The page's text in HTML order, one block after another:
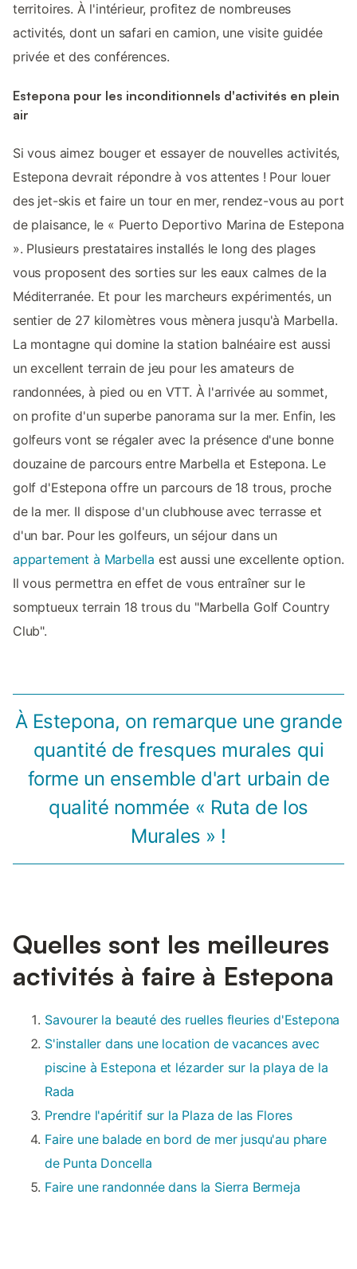
territoires. À l'intérieur, profitez de nombreuses
activités, dont un safari en camion, une visite guidée
privée et des conférences.
Estepona pour les inconditionnels d'activités en plein
air
Si vous aimez bouger et essayer de nouvelles activités,
Estepona devrait répondre à vos attentes ! Pour louer
des jet-skis et faire un tour en mer, rendez-vous au port
de plaisance, le « Puerto Deportivo Marina de Estepona
». Plusieurs prestataires installés le long des plages
vous proposent des sorties sur les eaux calmes de la
Méditerranée. Et pour les marcheurs expérimentés, un
sentier de 27 kilomètres vous mènera jusqu'à Marbella.
La montagne qui domine la station balnéaire est aussi
un excellent terrain de jeu pour les amateurs de
randonnées, à pied ou en VTT. À l'arrivée au sommet,
on profite d'un superbe panorama sur la mer. Enfin, les
golfeurs vont se régaler avec la présence d'une bonne
douzaine de parcours entre Marbella et Estepona. Le
golf d'Estepona offre un parcours de 18 trous, proche
de la mer. Il dispose d'un clubhouse avec terrasse et
d'un bar. Pour les golfeurs, un séjour dans un
appartement à Marbella est aussi une excellente option.
Il vous permettra en effet de vous entraîner sur le
somptueux terrain 18 trous du "Marbella Golf Country
Club".
À Estepona, on remarque une grande
quantité de fresques murales qui
forme un ensemble d'art urbain de
qualité nommée « Ruta de los
Murales » !
Quelles sont les meilleures
activités à faire à Estepona
Savourer la beauté des ruelles fleuries d'Estepona
S'installer dans une location de vacances avec
piscine à Estepona et lézarder sur la playa de la
Rada
Prendre l'apéritif sur la Plaza de las Flores
Faire une balade en bord de mer jusqu'au phare
de Punta Doncella
Faire une randonnée dans la Sierra Bermeja